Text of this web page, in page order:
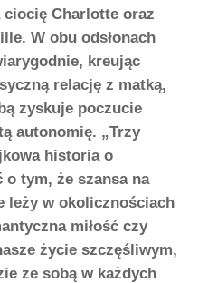
ciocię Charlotte oraz
W obu odsłonach
kreując
relację z matką,
zyskuje poczucie
autonomię. „Trzy
historia o
tym, że szansa na
leży w okolicznościach
miłość czy
życie szczęśliwym,
ze sobą w każdych